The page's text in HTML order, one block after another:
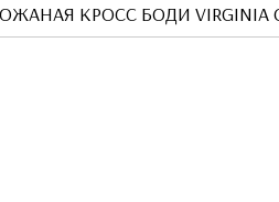
КРОСС БОДИ VIRGINIA